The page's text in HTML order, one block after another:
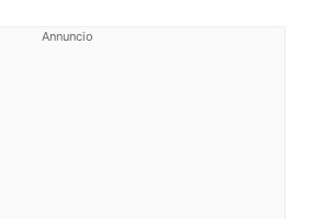
Annuncio